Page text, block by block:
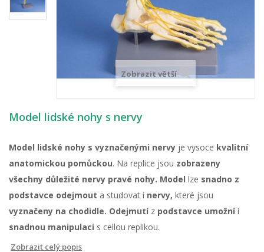
Zobrazit větší
Model lidské nohy s nervy
Model lidské nohy s vyznačenými nervy je vysoce kvalitní
anatomickou pomůckou. Na replice jsou zobrazeny
všechny důležité nervy pravé nohy. Model lze snadno z
podstavce odejmout a studovat i nervy, které jsou
vyznačeny na chodidle. Odejmutíz podstavce umožníi
snadnou manipulaci s cellou replikou.
Zobrazit celý popis